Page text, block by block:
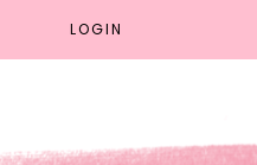
LOGIN